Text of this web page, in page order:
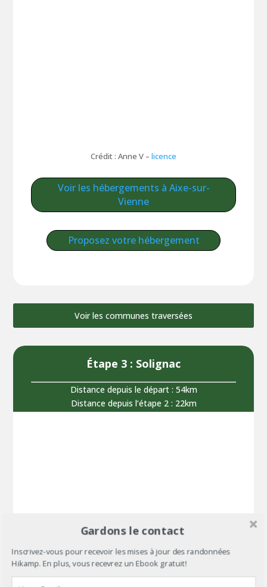
Crédit : Anne V – licence
Voir les hébergements à Aixe-sur-
Vienne
Proposez votre hébergement
Voir les communes traversées
Étape 3 : Solignac
Distance depuis le départ : 54km
Distance depuis l‘étape 2 : 22km
Gardons le contact
Inscrivez-vous pour recevoir les mises à jour des randonnées
Hikamp. En plus, vous recevrez un Ebook gratuit!